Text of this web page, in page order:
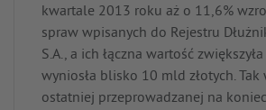
kwartale 2013 roku aż o 11,6%
spraw wpisanych do Rejestru
S.A., a ich łączna wartość
wyniosła blisko 10 mld złotych. Tak
ostatniej przeprowadzanej na